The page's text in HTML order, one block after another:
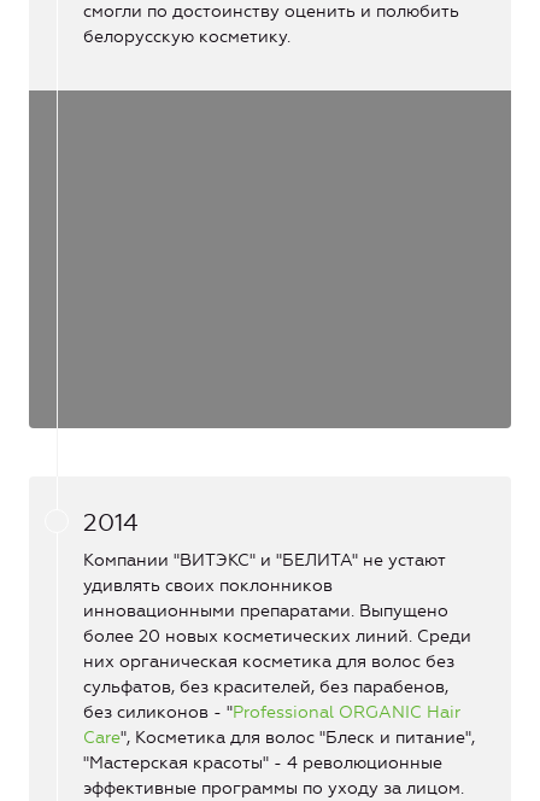
смогли по достоинству оценить и полюбить
белорусскую косметику.
2014
Компании "ВИТЭКС" и "БЕЛИТА" не устают
удивлять своих поклонников
инновационными препаратами. Выпущено
более 20 новых косметических линий. Среди
них органическая косметика для волос без
сульфатов, без красителей, без парабенов,
без силиконов - "Professional ORGANIC Hair
Care", Косметика для волос "Блеск и питание",
"Мастерская красоты" - 4 революционные
эффективные программы по уходу за лицом.